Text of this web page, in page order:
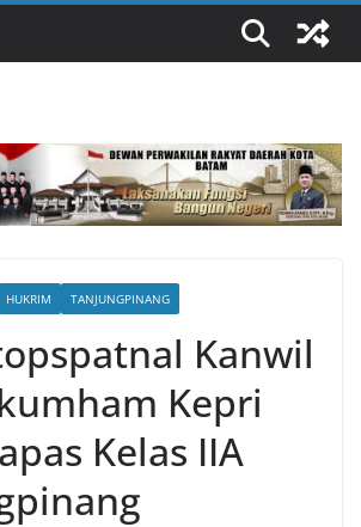
HUKRIM TANJUNGPINANG
Kanwil
Kepri
Kelas IIA